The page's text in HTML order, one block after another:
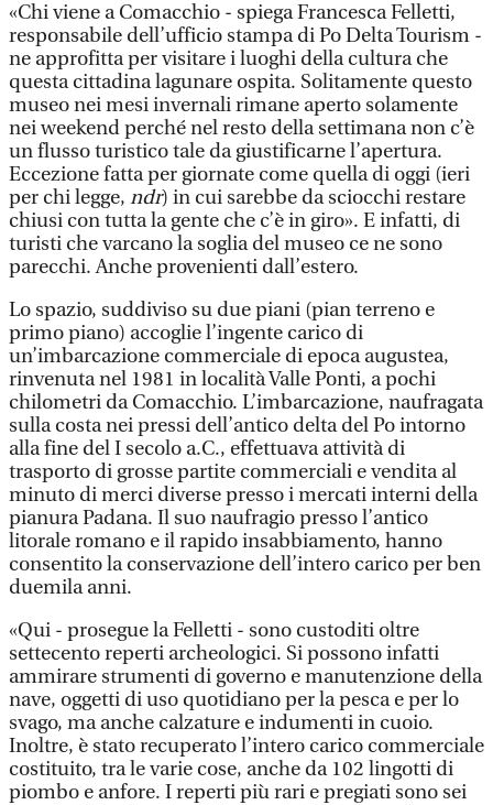
«Chi viene a Comacchio - spiega Francesca Felletti,
responsabile dell’ufficio stampa di Po Delta Tourism -
ne approfitta per visitare i luoghi della cultura che
questa cittadina lagunare ospita. Solitamente questo
museo nei mesi invernali rimane aperto solamente
nei weekend perché nel resto della settimana non c’è
un flusso turistico tale da giustificarne l’apertura.
Eccezione fatta per giornate come quella di oggi (ieri
per chi legge, ndr) in cui sarebbe da sciocchi restare
chiusi con tutta la gente che c’è in giro». E infatti, di
turisti che varcano la soglia del museo ce ne sono
parecchi. Anche provenienti dall’estero.
Lo spazio, suddiviso su due piani (pian terreno e
primo piano) accoglie l’ingente carico di
un’imbarcazione commerciale di epoca augustea,
rinvenuta nel 1981 in località Valle Ponti, a pochi
chilometri da Comacchio. L’imbarcazione, naufragata
sulla costa nei pressi dell’antico delta del Po intorno
alla fine del I secolo a.C., effettuava attività di
trasporto di grosse partite commerciali e vendita al
minuto di merci diverse presso i mercati interni della
pianura Padana. Il suo naufragio presso l’antico
litorale romano e il rapido insabbiamento, hanno
consentito la conservazione dell’intero carico per ben
duemila anni.
«Qui - prosegue la Felletti - sono custoditi oltre
settecento reperti archeologici. Si possono infatti
ammirare strumenti di governo e manutenzione della
nave, oggetti di uso quotidiano per la pesca e per lo
svago, ma anche calzature e indumenti in cuoio.
Inoltre, è stato recuperato l’intero carico commerciale
costituito, tra le varie cose, anche da 102 lingotti di
piombo e anfore. I reperti più rari e pregiati sono sei